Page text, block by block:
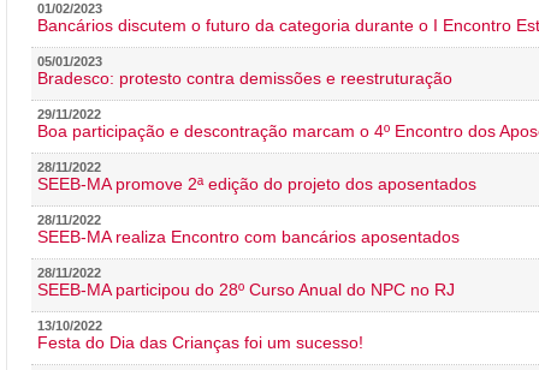
01/02/2023
Bancários discutem o futuro da categoria durante o I Encontro
05/01/2023
Bradesco: protesto contra demissões e reestruturação
29/11/2022
Boa participação e descontração marcam o 4º Encontro dos
28/11/2022
SEEB-MA promove 2ª edição do projeto dos aposentados
28/11/2022
SEEB-MA realiza Encontro com bancários aposentados
28/11/2022
SEEB-MA participou do 28º Curso Anual do NPC no RJ
13/10/2022
Festa do Dia das Crianças foi um sucesso!